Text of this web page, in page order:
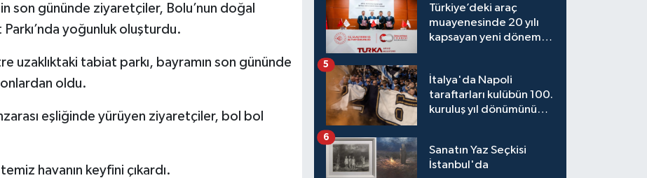
son gününde ziyaretçiler, Bolu’nun doğal
yoğunluk oluşturdu.
uzaklıktaki tabiat parkı, bayramın son gününde
oldu.
eşliğinde yürüyen ziyaretçiler, bol bol
havanın keyfini çıkardı.
Türkiye’deki araç
muayenesinde 20 yılı
kapsayan yeni dönem
İtalya'da Napoli
taraftarları kulübün 100.
kuruluş yıl dönümünü
5
Sanatın Yaz Seçkisi
İstanbul'da
6